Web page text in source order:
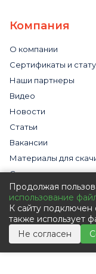
Компания
О компании
Сертификаты и
Наши партнеры
Видео
Новости
Статьи
Вакансии
Материалы для
Cогласие на
Обработка
«Яндекс.Метрика»
Политика в
Пользовательское
Согласие на
Продолжая
использование
К сайту
также использует
Не согласен